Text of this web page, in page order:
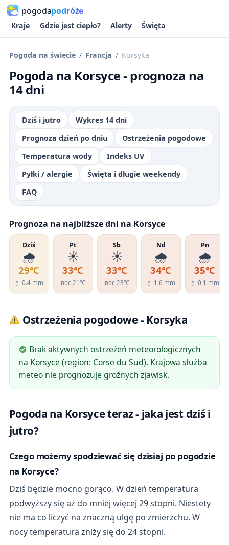
pogodapodróże
Kraje Gdzie jest ciepło? Alerty Święta
Pogoda na świecie Francja Korsyka
Pogoda na Korsyce - prognoza na
14 dni
Dziś i jutro
Wykres 14 dni
Prognoza dzień po dniu
Ostrzeżenia pogodowe
Temperatura wody
Indeks UV
Pyłki / alergie
Święta i długie weekendy
FAQ
Prognoza na najbliższe dni na Korsyce
Dziś
🌧️
29℃
💧 0.4 mm
Pt
☀️
33℃
noc 21℃
Sb
☀️
33℃
noc 23℃
Nd
🌧️
34℃
💧 1.6 mm
Pn
🌧️
35℃
💧 0.1 mm
Ostrzeżenia pogodowe - Korsyka
Brak aktywnych ostrzeżeń meteorologicznych
na Korsyce (region: Corse du Sud). Krajowa służba
meteo nie prognozuje groźnych zjawisk.
Pogoda na Korsyce teraz - jaka jest dziś i
jutro?
Czego możemy spodziewać się dzisiaj po pogodzie
na Korsyce?
Dziś będzie mocno gorąco. W dzień temperatura
podwyższy się aż do mniej więcej 29 stopni. Niestety
nie ma co liczyć na znaczną ulgę po zmierzchu. W
nocy temperatura zniży się do 24 stopni.